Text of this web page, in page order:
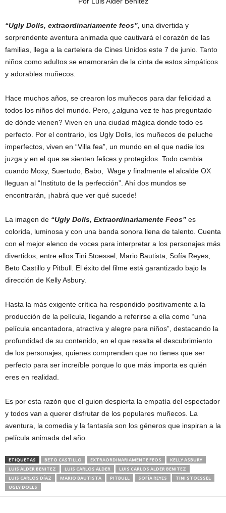
“Ugly Dolls, extraordinariamente feos”, una divertida y
sorprendente aventura animada que cautivará el corazón de las
familias, llega a la cartelera de Cines Unidos este 7 de junio. Tanto
niños como adultos se enamorarán de la cinta de estos simpáticos
y adorables muñecos.
Hace muchos años, se crearon los muñecos para dar felicidad a
todos los niños del mundo. Pero, ¿alguna vez te has preguntado
de dónde vienen? Viven en una ciudad mágica donde todo es
perfecto. Por el contrario, los Ugly Dolls, los muñecos de peluche
imperfectos, viven en “Villa fea”, un mundo en el que nadie los
juzga y en el que se sienten felices y protegidos. Todo cambia
cuando Moxy, Suertudo, Babo, Wage y finalmente el alcalde OX
lleguan al “Instituto de la perfección”. Ahí dos mundos se
encontrarán, ¡habrá que ver qué sucede!
La imagen de “Ugly Dolls, Extraordinariamente Feos” es
colorida, luminosa y con una banda sonora llena de talento. Cuenta
con el mejor elenco de voces para interpretar a los personajes más
divertidos, entre ellos Tini Stoessel, Mario Bautista, Sofía Reyes,
Beto Castillo y Pitbull. El éxito del filme está garantizado bajo la
dirección de Kelly Asbury.
Hasta la más exigente crítica ha respondido positivamente a la
producción de la película, llegando a referirse a ella como “una
película encantadora, atractiva y alegre para niños”, destacando la
profundidad de su contenido, en el que resalta el descubrimiento
de los personajes, quienes comprenden que no tienes que ser
perfecto para ser increíble porque lo que más importa es quién
eres en realidad.
Es por esta razón que el guion despierta la empatía del espectador
y todos van a querer disfrutar de los populares muñecos. La
aventura, la comedia y la fantasía son los géneros que inspiran a la
película animada del año.
ETIQUETAS BETO CASTILLO EXTRAORDINARIAMENTE FEOS
KELLY ASBURY
LUIS ALDER BENITEZ
LUIS CARLOS ALDER
LUIS CARLOS ALDER BENITEZ
LUIS CARLOS DÍAZ
MARIO BAUTISTA PITBULL SOFÍA REYES
TINI STOESSEL
UGLY DOLLS